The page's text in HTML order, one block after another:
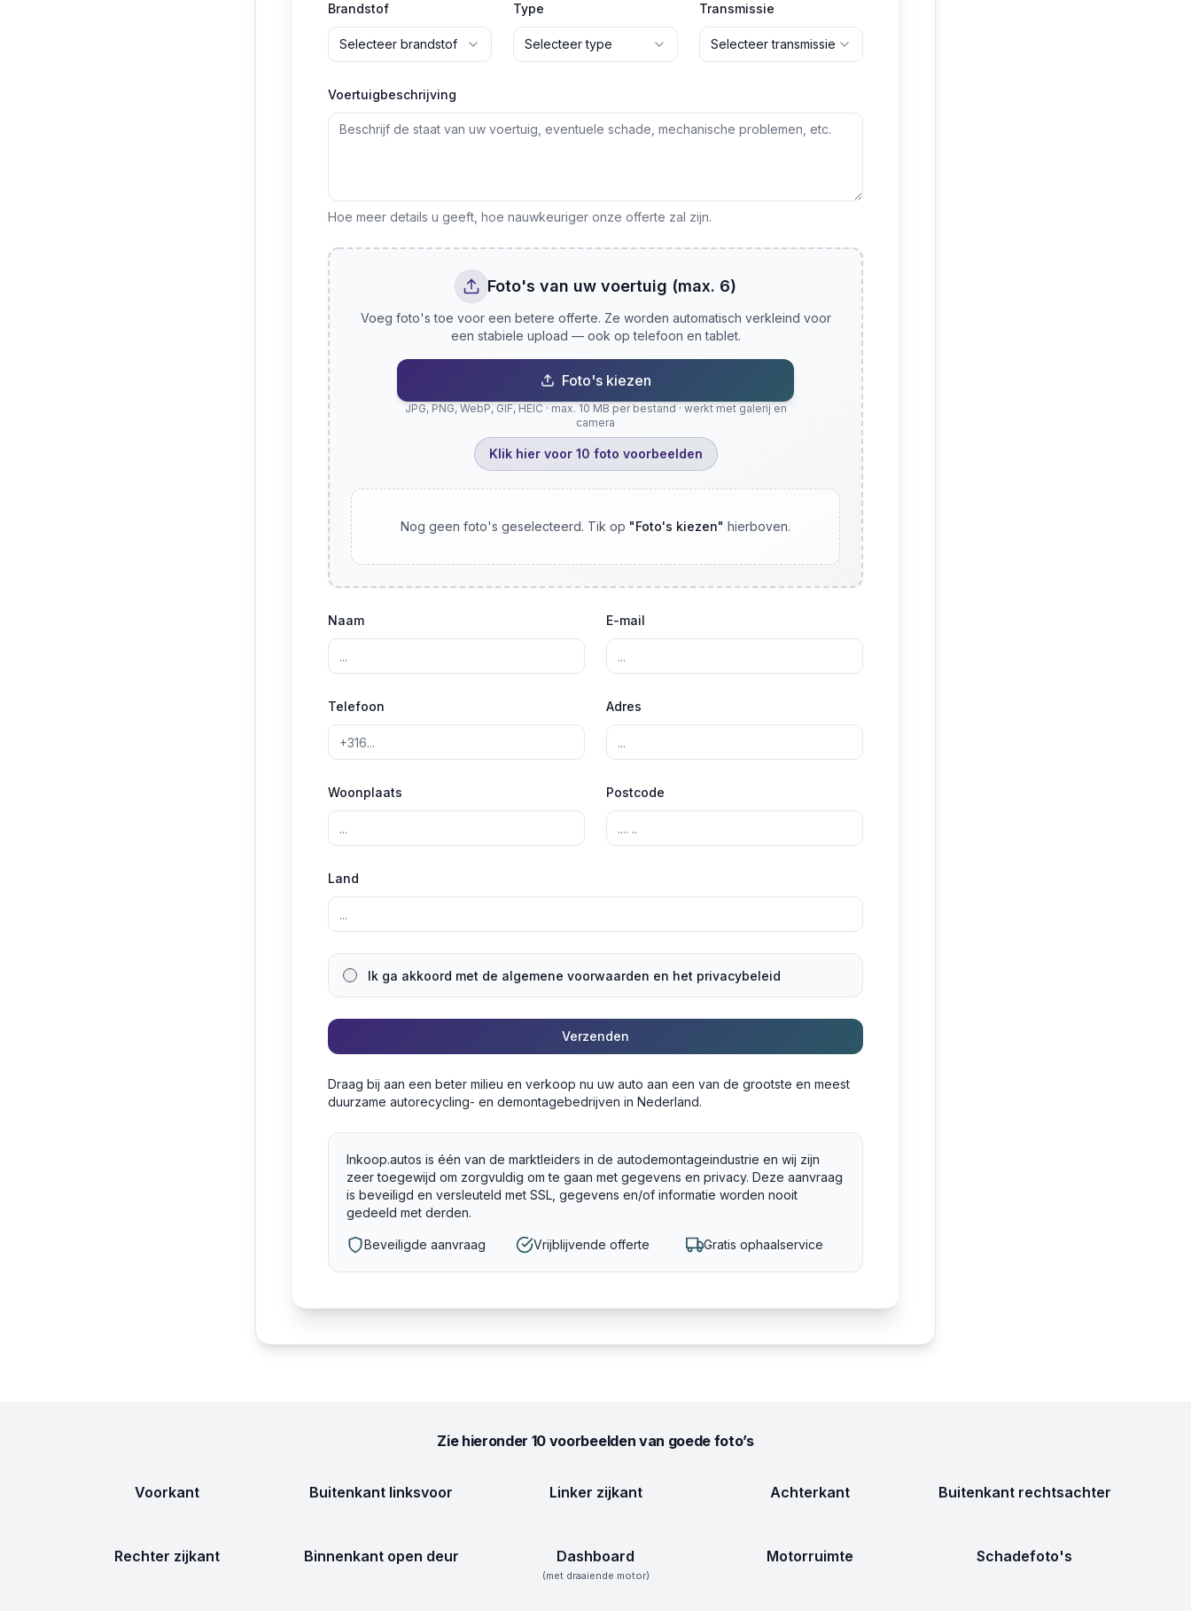
Brandstof
Selecteer brandstof
Type
Selecteer type
Transmissie
Selecteer transmissie
Voertuigbeschrijving
Hoe meer details u geeft, hoe nauwkeuriger onze offerte zal zijn.
Foto's van uw voertuig (max. 6)
Voeg foto's toe voor een betere offerte. Ze worden automatisch verkleind voor
een stabiele upload — ook op telefoon en tablet.
Foto's kiezen
JPG, PNG, WebP, GIF, HEIC · max. 10 MB per bestand · werkt met galerij en
camera
Klik hier voor 10 foto voorbeelden
Nog geen foto's geselecteerd. Tik op "Foto's kiezen" hierboven.
Naam E-mail
Telefoon Adres
Woonplaats Postcode
Land
Ik ga akkoord met de algemene voorwaarden en het privacybeleid
Verzenden
Draag bij aan een beter milieu en verkoop nu uw auto aan een van de grootste en meest
duurzame autorecycling- en demontagebedrijven in Nederland.
Inkoop.autos is één van de marktleiders in de autodemontageindustrie en wij zijn
zeer toegewijd om zorgvuldig om te gaan met gegevens en privacy. Deze aanvraag
is beveiligd en versleuteld met SSL, gegevens en/of informatie worden nooit
gedeeld met derden.
Beveiligde aanvraag Vrijblijvende offerte Gratis ophaalservice
Zie hieronder 10 voorbeelden van goede foto’s
Voorkant Buitenkant linksvoor Linker zijkant Achterkant Buitenkant rechtsachter
Rechter zijkant Binnenkant open deur Dashboard
(met draaiende motor)
Motorruimte Schadefoto's